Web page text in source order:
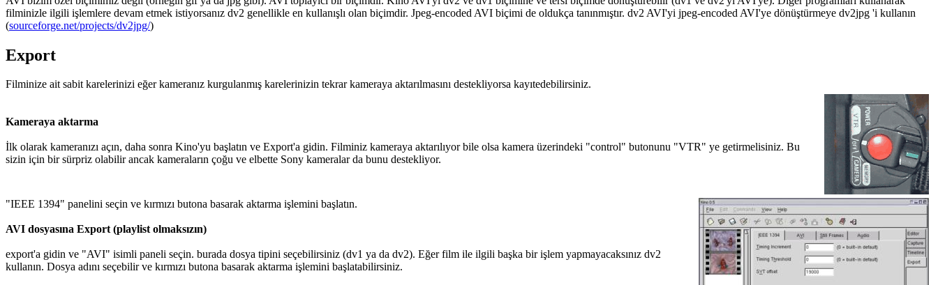
filminizle ilgili işlemlere devam etmek istiyorsanız dv2 genellikle en kullanışlı olan biçimdir. Jpeg-encoded AVI biçimi de oldukça tanınmıştır. dv2 AVI'yi jpeg-encoded AVI'ye dönüştürmeye dv2jpg 'i kullanın
(sourceforge.net/projects/dv2jpg/)
Export
Filminize ait sabit karelerinizi eğer kameranız kurgulanmış karelerinizin tekrar kameraya aktarılmasını destekliyorsa kayıtedebilirsiniz.
Kameraya aktarma
İlk olarak kameranızı açın, daha sonra Kino'yu başlatın ve Export'a gidin. Filminiz kameraya aktarılıyor bile olsa kamera üzerindeki "control" butonunu "VTR" ye getirmelisiniz. Bu
sizin için bir sürpriz olabilir ancak kameraların çoğu ve elbette Sony kameralar da bunu destekliyor.
"IEEE 1394" panelini seçin ve kırmızı butona basarak aktarma işlemini başlatın.
AVI dosyasına Export (playlist olmaksızın)
export'a gidin ve "AVI" isimli paneli seçin. burada dosya tipini seçebilirsiniz (dv1 ya da dv2). Eğer film ile ilgili başka bir işlem yapmayacaksınız dv2
kullanın. Dosya adını seçebilir ve kırmızı butona basarak aktarma işlemini başlatabilirsiniz.